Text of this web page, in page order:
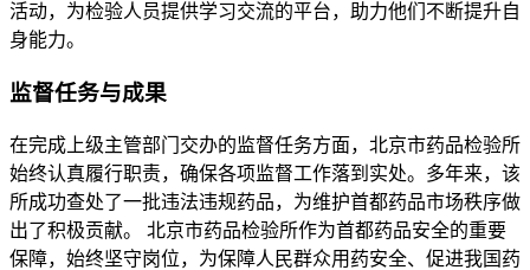
活动，为检验人员提供学习交流的平台，助力他们不断提升自
身能力。
监督任务与成果
在完成上级主管部门交办的监督任务方面，北京市药品检验所
始终认真履行职责，确保各项监督工作落到实处。多年来，该
所成功查处了一批违法违规药品，为维护首都药品市场秩序做
出了积极贡献。 北京市药品检验所作为首都药品安全的重要
保障，始终坚守岗位，为保障人民群众用药安全、促进我国药